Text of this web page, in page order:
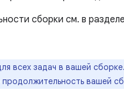
сборки см. в разделе
всех задач в вашей
вашей